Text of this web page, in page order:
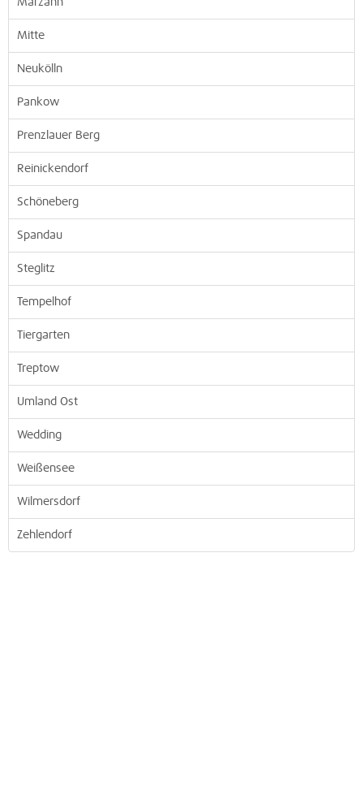
Marzahn
Mitte
Neukölln
Pankow
Prenzlauer Berg
Reinickendorf
Schöneberg
Spandau
Steglitz
Tempelhof
Tiergarten
Treptow
Umland Ost
Wedding
Weißensee
Wilmersdorf
Zehlendorf